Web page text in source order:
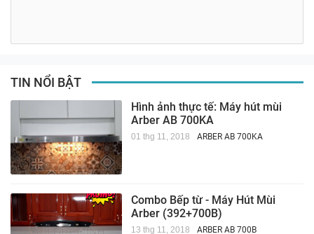
TIN NỔI BẬT
Hình ảnh thực tế: Máy hút mùi
Arber AB 700KA
01 thg 11, 2018 ARBER AB 700KA
Combo Bếp từ - Máy Hút Mùi
Arber (392+700B)
13 thg 11, 2018 ARBER AB 700B